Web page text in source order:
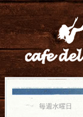
毎週水曜日